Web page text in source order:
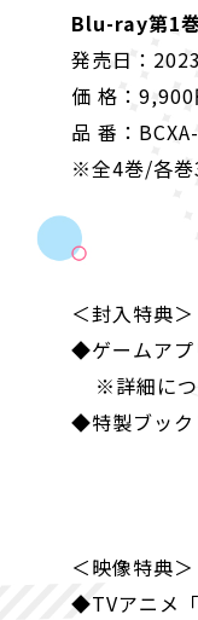
Blu-ray第1
発売日：
価 格：
品 番：
※全4巻/各巻
＜封入特典＞
◆ゲームア
※詳細につ
◆特製ブック
＜映像特典＞
◆TVアニメ